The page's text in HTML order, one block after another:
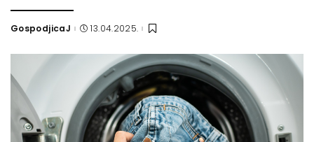
Posted
GospodjicaJ 13.04.2025.